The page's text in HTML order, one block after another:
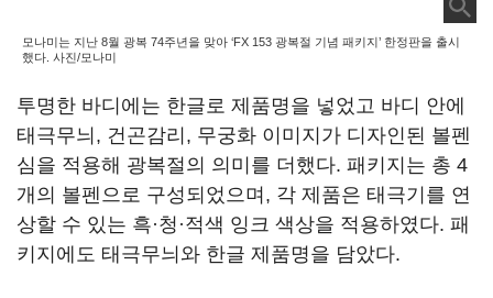
모나미는 지난 8월 광복 74주년을 맞아 ‘FX 153 광복절 기념 패키지’ 한정판을 출시
했다. 사진/모나미
투명한 바디에는 한글로 제품명을 넣었고 바디 안에
태극무늬, 건곤감리, 무궁화 이미지가 디자인된 볼펜
심을 적용해 광복절의 의미를 더했다. 패키지는 총 4
개의 볼펜으로 구성되었으며, 각 제품은 태극기를 연
상할 수 있는 흑·청·적색 잉크 색상을 적용하였다. 패
키지에도 태극무늬와 한글 제품명을 담았다.